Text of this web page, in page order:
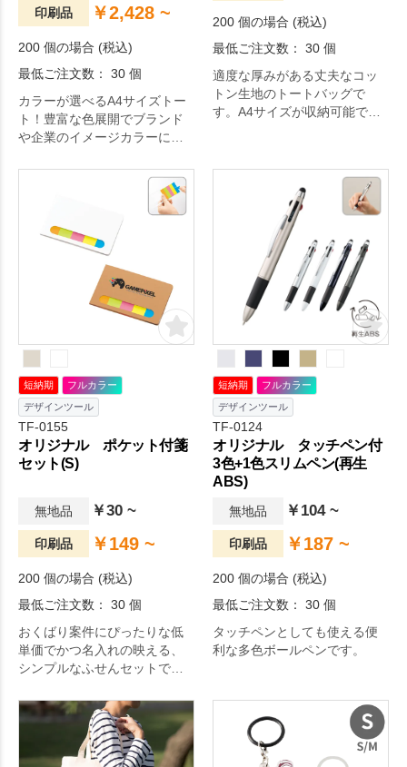
印刷品 ￥2,428 ~
200 個の場合 (税込)
最低ご注文数： 30 個
カラーが選べるA4サイズトー
ト！豊富な色展開でブランド
や企業のイメージカラーにあ
ます。ほどよい厚みのあるコ
ットン生地のA4サイズトート
バッグで、マチも広く肩かけ
利用も可能なので、エコバッ
グとしてもおすすめです。名
入れ範囲が広く取れるシンプ
ルなデザインのため、物販や
企業用ノベルティ、個人利用
まで幅広い用途でご好評をい
200 個の場合 (税込)
最低ご注文数： 30 個
適度な厚みがある丈夫なコッ
トン生地のトートバッグで
す。A4サイズが収納可能で、
企業用ノベルティはもちろ
ん、販売品やイベント記念品
など幅広い用途で大人気で
す。肩かけ利用も可能なの
で、エコバッグとしてもおす
すめです。※エコマーク付
短納期
フルカラー
デザインツール
TF-0155
オリジナル ポケット付箋
セット(S)
無地品 ￥30 ~
印刷品 ￥149 ~
200 個の場合 (税込)
最低ご注文数： 30 個
おくばり案件にぴったりな低
単価でかつ名入れの映える、
シンプルなふせんセットで
短納期
フルカラー
デザインツール
TF-0124
オリジナル タッチペン付
3色+1色スリムペン(再生
ABS)
無地品 ￥104 ~
印刷品 ￥187 ~
200 個の場合 (税込)
最低ご注文数： 30 個
タッチペンとしても使える便
利な多色ボールペンです。